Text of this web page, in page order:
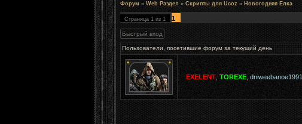
Форум » Web Раздел » Скрипты для Ucoz » Новогодняя Елка
Страница 1 из 1
1
Пользователи, посетившие форум за текущий день
EXELENT ,TOREXE dniweebanoe1991